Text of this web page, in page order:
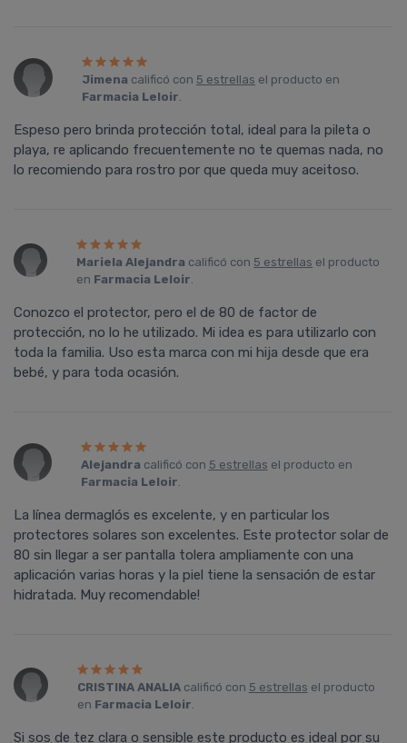
Jimena calificó con 5 estrellas el producto en
Farmacia Leloir.
Espeso pero brinda protección total, ideal para la pileta o
playa, re aplicando frecuentemente no te quemas nada, no
lo recomiendo para rostro por que queda muy aceitoso.
Mariela Alejandra calificó con 5 estrellas el producto
en Farmacia Leloir.
Conozco el protector, pero el de 80 de factor de
protección, no lo he utilizado. Mi idea es para utilizarlo con
toda la familia. Uso esta marca con mi hija desde que era
bebé, y para toda ocasión.
Alejandra calificó con 5 estrellas el producto en
Farmacia Leloir.
La línea dermaglós es excelente, y en particular los
protectores solares son excelentes. Este protector solar de
80 sin llegar a ser pantalla tolera ampliamente con una
aplicación varias horas y la piel tiene la sensación de estar
hidratada. Muy recomendable!
CRISTINA ANALIAcalificó con 5 estrellas el producto
en Farmacia Leloir.
Si sos de tez clara o sensible este producto es ideal por su